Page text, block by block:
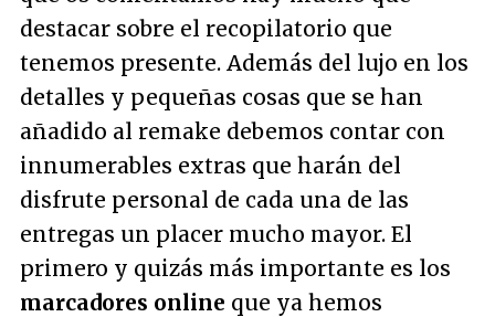
destacar sobre el recopilatorio que
tenemos presente. Además del lujo en los
detalles y pequeñas cosas que se han
añadido al remake debemos contar con
innumerables extras que harán del
disfrute personal de cada una de las
entregas un placer mucho mayor. El
primero y quizás más importante es los
marcadores online que ya hemos